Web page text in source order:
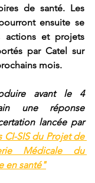
de santé. Les
ensuite se
actions et projets
par Catel sur
mois.
avant le 4
une réponse
lancée par
CI-SIS du Projet de
Médicale du
en santé"